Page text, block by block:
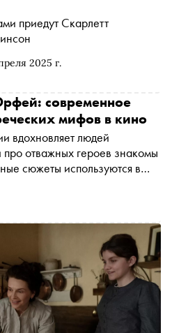
2025 г.
приедут Скарлетт
современное
мифов в кино
вдохновляет людей
отважных героев знакомы
сюжеты используются в
Одиссея». По
киноработах, в которых
мифы